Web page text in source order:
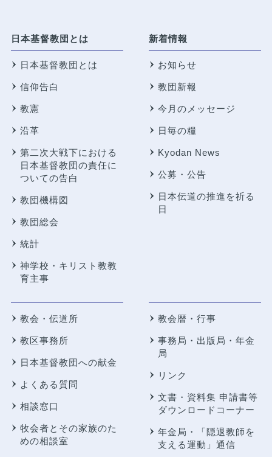
日本基督教団とは
日本基督教団とは
信仰告白
教憲
沿革
第二次大戦下における
日本基督教団の責任に
ついての告白
教団機構図
教団総会
統計
神学校・キリスト教教
育主事
新着情報
お知らせ
教団新報
今月のメッセージ
日毎の糧
Kyodan News
公募・公告
日本伝道の推進を祈る
日
教会・伝道所
教区事務所
日本基督教団への献金
よくある質問
相談窓口
牧会者とその家族のた
めの相談室
教会暦・行事
事務局・出版局・年金
局
リンク
文書・資料集 申請書等
ダウンロードコーナー
年金局・
「隠退教師を
支える運動」通信